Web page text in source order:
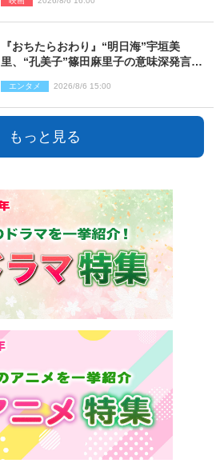
『おちたらおわり』“明日海”宇垣美
里、“孔美子”篠田麻里子の意味深発言に
開」
エンタメ 2026/8/6 15:00
もっと見る